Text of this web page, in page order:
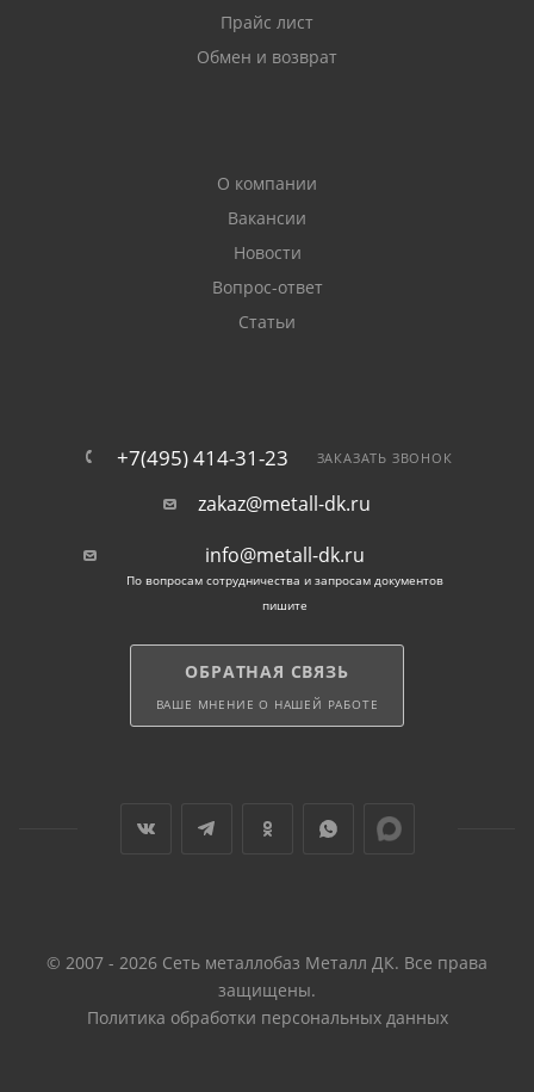
Прайс лист
Обмен и возврат
О компании
Вакансии
Новости
Вопрос-ответ
Статьи
+7(495) 414-31-23 ЗАКАЗАТЬ ЗВОНОК
zakaz@metall-dk.ru
info@metall-dk.ru
По вопросам сотрудничества и запросам документов
пишите
ОБРАТНАЯ СВЯЗЬ
ВАШЕ МНЕНИЕ О НАШЕЙ РАБОТЕ
© 2007 - 2026 Сеть металлобаз Металл ДК. Все права
защищены.
Политика обработки персональных данных